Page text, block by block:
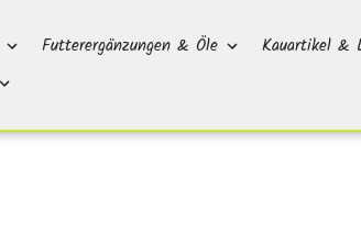
Futterergänzungen & Öle
Kauartikel &